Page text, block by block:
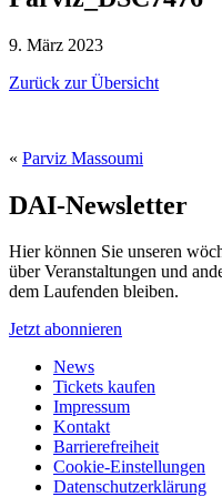
9. März 2023
Zurück zur Übersicht
« Parviz Massoumi
DAI-Newsletter
Hier können Sie unseren
über Veranstaltungen und
dem Laufenden bleiben.
Jetzt abonnieren
News
Tickets kaufen
Impressum
Kontakt
Barrierefreiheit
Cookie-Einstellungen
Datenschutzerklärung